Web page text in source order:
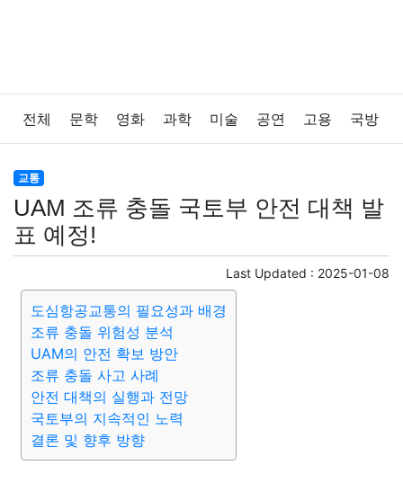
전체 문학 영화 과학 미술 공연 고용 국방
법률
보건 질병 가요 방송 일상 주식 암호화폐
반려동물 패션 미용
증권 인테리어 요리 상품리뷰
게임 스포츠 사진
맛집 IT 컴퓨터 기술
의료 의학 경제 마케팅 부동산
교통
UAM 조류 충돌 국토부 안전 대책 발
표 예정!
Last Updated : 2025-01-08
도심항공교통의 필요성과 배경
조류 충돌 위험성 분석
UAM의 안전 확보 방안
조류 충돌 사고 사례
안전 대책의 실행과 전망
국토부의 지속적인 노력
결론 및 향후 방향